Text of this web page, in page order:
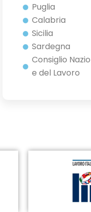
Puglia
Calabria
Sicilia
Sardegna
Consiglio
e del Lavoro